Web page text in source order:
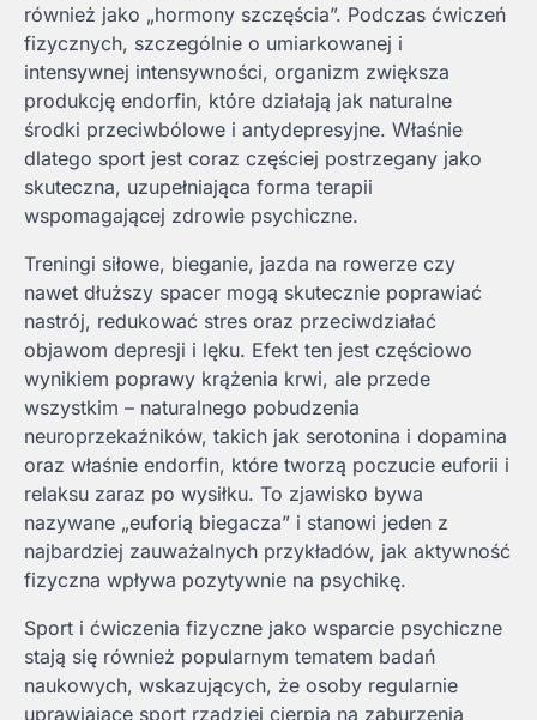
również jako „hormony szczęścia”. Podczas ćwiczeń
fizycznych, szczególnie o umiarkowanej i
intensywnej intensywności, organizm zwiększa
produkcję endorfin, które działają jak naturalne
środki przeciwbólowe i antydepresyjne. Właśnie
dlatego sport jest coraz częściej postrzegany jako
skuteczna, uzupełniająca forma terapii
wspomagającej zdrowie psychiczne.
Treningi siłowe, bieganie, jazda na rowerze czy
nawet dłuższy spacer mogą skutecznie poprawiać
nastrój, redukować stres oraz przeciwdziałać
objawom depresji i lęku. Efekt ten jest częściowo
wynikiem poprawy krążenia krwi, ale przede
wszystkim – naturalnego pobudzenia
neuroprzekaźników, takich jak serotonina i dopamina
oraz właśnie endorfin, które tworzą poczucie euforii i
relaksu zaraz po wysiłku. To zjawisko bywa
nazywane „euforią biegacza” i stanowi jeden z
najbardziej zauważalnych przykładów, jak aktywność
fizyczna wpływa pozytywnie na psychikę.
Sport i ćwiczenia fizyczne jako wsparcie psychiczne
stają się również popularnym tematem badań
naukowych, wskazujących, że osoby regularnie
uprawiające sport rzadziej cierpią na zaburzenia